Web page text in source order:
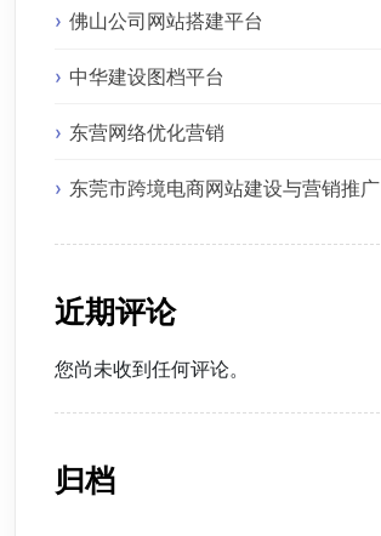
佛山公司网站搭建平台
中华建设图档平台
东营网络优化营销
东莞市跨境电商网站建设与营销推广
近期评论
您尚未收到任何评论。
归档